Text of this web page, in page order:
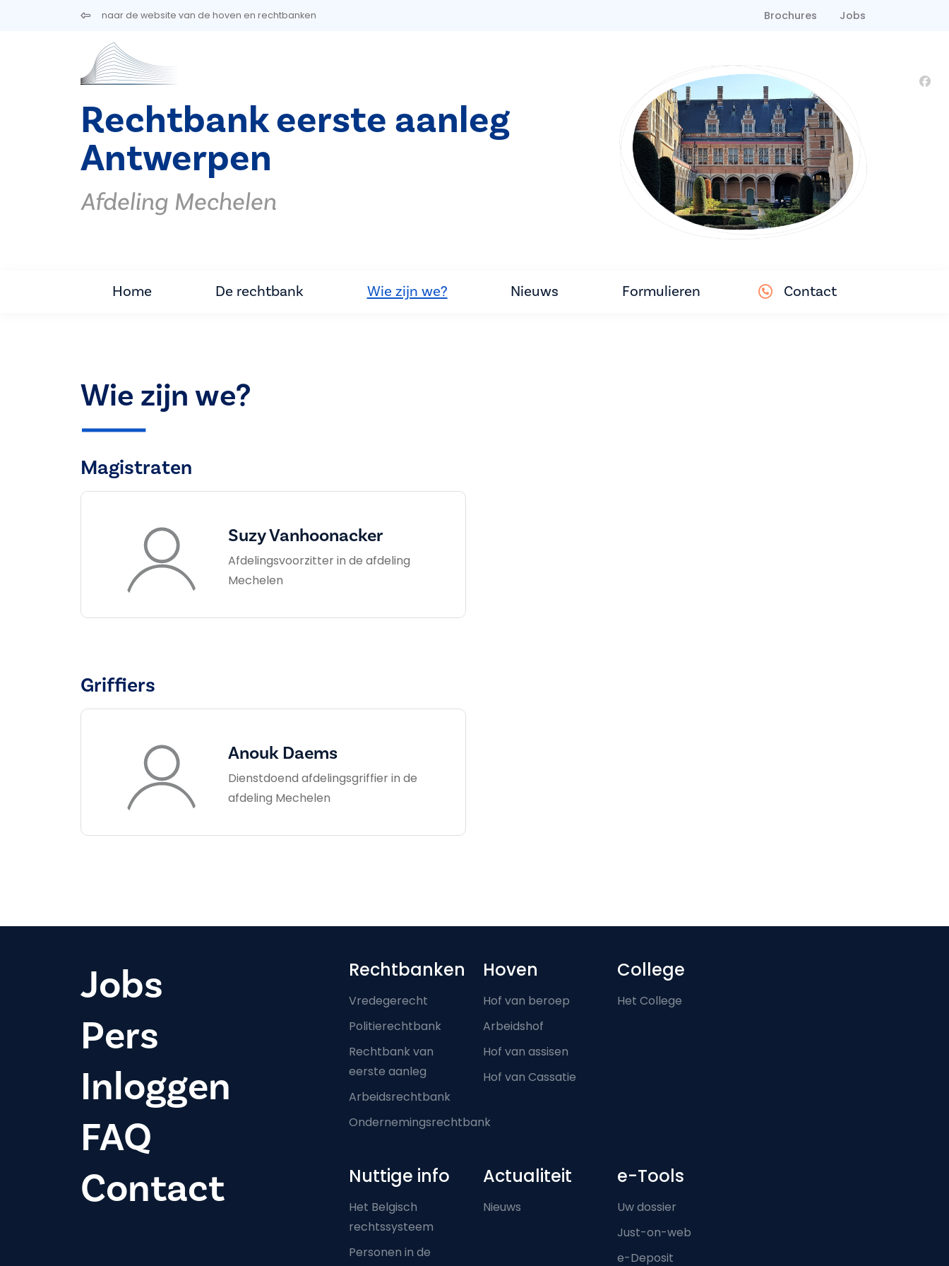
Overslaan en naar de inhoud gaannaar de website van de hoven en rechtbanken Brochures Jobs
Rechtbank eerste aanleg
Antwerpen
Afdeling Mechelen
Home De rechtbank Wie zijn we? Nieuws Formulieren Contact
Wie zijn we?
Magistraten
Suzy Vanhoonacker
Afdelingsvoorzitter in de afdeling
Mechelen
Griffiers
Anouk Daems
Dienstdoend afdelingsgriffier in de
afdeling Mechelen
Jobs
Pers
Inloggen
FAQ
Contact
Footer-menu
Rechtbanken
Vredegerecht
Politierechtbank
Rechtbank van
eerste aanleg
Arbeidsrechtbank
Ondernemingsrechtbank
Hoven
Hof van beroep
Arbeidshof
Hof van assisen
Hof van Cassatie
College
Het College
Nuttige info
Het Belgisch
rechtssysteem
Personen in de
Actualiteit
Nieuws
e-Tools
Uw dossier
Just-on-web
e-Deposit